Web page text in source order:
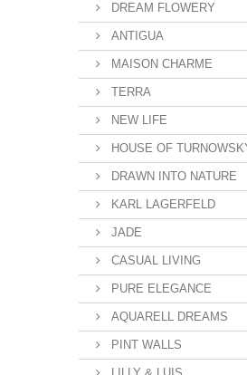
DREAM FLOWERY
ANTIGUA
MAISON CHARME
TERRA
NEW LIFE
HOUSE OF
DRAWN INTO NATURE
KARL LAGERFELD
JADE
CASUAL LIVING
PURE ELEGANCE
AQUARELL DREAMS
PINT WALLS